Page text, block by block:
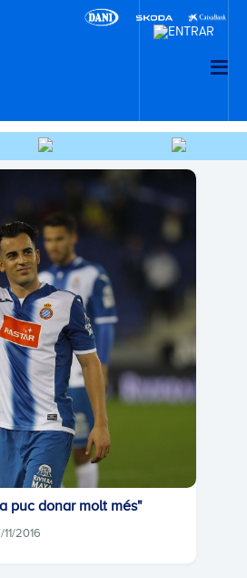
puc donar molt més"
2016